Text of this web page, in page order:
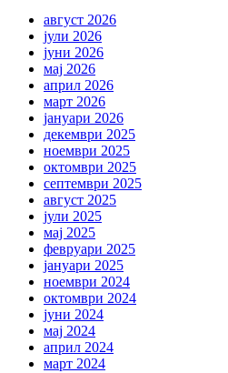
август 2026
јули 2026
јуни 2026
мај 2026
април 2026
март 2026
јануари 2026
декември 2025
ноември 2025
октомври 2025
септември 2025
август 2025
јули 2025
мај 2025
февруари 2025
јануари 2025
ноември 2024
октомври 2024
јуни 2024
мај 2024
април 2024
март 2024